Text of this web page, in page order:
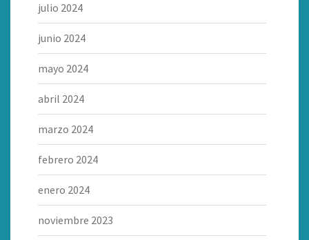
julio 2024
junio 2024
mayo 2024
abril 2024
marzo 2024
febrero 2024
enero 2024
noviembre 2023